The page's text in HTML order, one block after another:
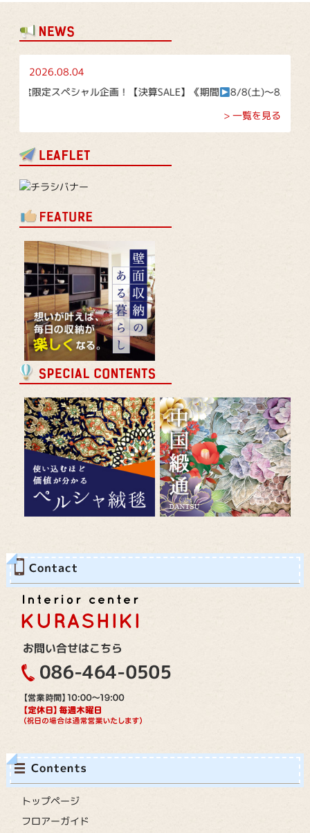
2026.08.04
盆限定スペシャル企画！【決算SALE】《期間
8/8(土)～8/16(日)》
> 一覧を見る
トップページ
フロアーガイド